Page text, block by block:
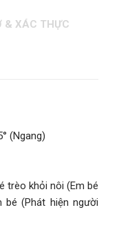
& XÁC THỰC
(Ngang)
trèo khỏi nôi (Em bé
(Phát hiện người